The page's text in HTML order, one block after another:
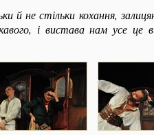
й не стільки кохання,
і вистава нам усе це